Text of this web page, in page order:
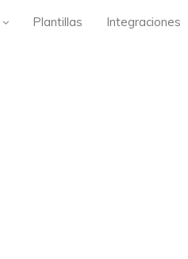
Plantillas Integraciones